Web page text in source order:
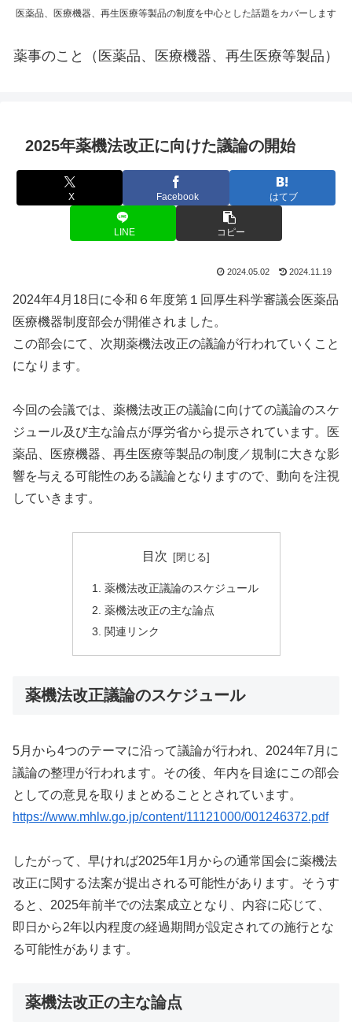
医薬品、医療機器、再生医療等製品の制度を中心とした話題をカバーします
薬事のこと（医薬品、医療機器、再生医療等製品）
2025年薬機法改正に向けた議論の開始
X Facebook はてブ
LINE コピー
2024.05.02 2024.11.19
2024年4月18日に令和６年度第１回厚生科学審議会医薬品
医療機器制度部会が開催されました。
この部会にて、次期薬機法改正の議論が行われていくこと
になります。
今回の会議では、薬機法改正の議論に向けての議論のスケ
ジュール及び主な論点が厚労省から提示されています。医
薬品、医療機器、再生医療等製品の制度／規制に大きな影
響を与える可能性のある議論となりますので、動向を注視
していきます。
目次
薬機法改正議論のスケジュール
薬機法改正の主な論点
関連リンク
薬機法改正議論のスケジュール
5月から4つのテーマに沿って議論が行われ、2024年7月に
議論の整理が行われます。その後、年内を目途にこの部会
としての意見を取りまとめることとされています。
https://www.mhlw.go.jp/content/11121000/001246372.pdf
したがって、早ければ2025年1月からの通常国会に薬機法
改正に関する法案が提出される可能性があります。そうす
ると、2025年前半での法案成立となり、内容に応じて、
即日から2年以内程度の経過期間が設定されての施行とな
る可能性があります。
薬機法改正の主な論点